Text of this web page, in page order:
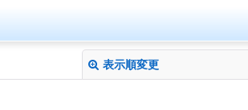
表示順変更